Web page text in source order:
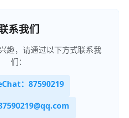
系我们
趣，请通过以下方式联系我
们：
：87590219